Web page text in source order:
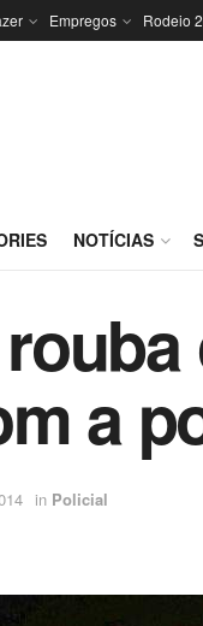
Empregos Rodeio
NOTÍCIAS
a
in Policial